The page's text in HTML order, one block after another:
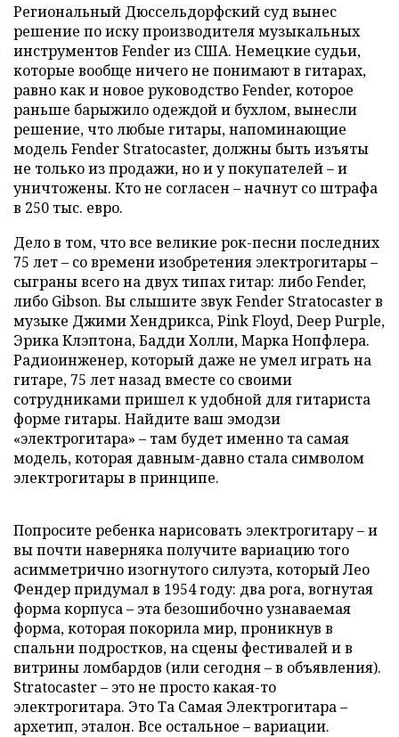
Региональный Дюссельдорфский суд вынес
решение по иску производителя музыкальных
инструментов Fender из США. Немецкие судьи,
которые вообще ничего не понимают в гитарах,
равно как и новое руководство Fender, которое
раньше барыжило одеждой и бухлом, вынесли
решение, что любые гитары, напоминающие
модель Fender Stratocaster, должны быть изъяты
не только из продажи, но и у покупателей – и
уничтожены. Кто не согласен – начнут со штрафа
в 250 тыс. евро.
Дело в том, что все великие рок-песни последних
75 лет – со времени изобретения электрогитары –
сыграны всего на двух типах гитар: либо Fender,
либо Gibson. Вы слышите звук Fender Stratoсaster в
музыке Джими Хендрикса, Pink Floyd, Deep Purple,
Эрика Клэптона, Бадди Холли, Марка Нопфлера.
Радиоинженер, который даже не умел играть на
гитаре, 75 лет назад вместе со своими
сотрудниками пришел к удобной для гитариста
форме гитары. Найдите ваш эмодзи
«электрогитара» – там будет именно та самая
модель, которая давным-давно стала символом
электрогитары в принципе.
Попросите ребенка нарисовать электрогитару – и
вы почти наверняка получите вариацию того
асимметрично изогнутого силуэта, который Лео
Фендер придумал в 1954 году: два рога, вогнутая
форма корпуса – эта безошибочно узнаваемая
форма, которая покорила мир, проникнув в
спальни подростков, на сцены фестивалей и в
витрины ломбардов (или сегодня – в объявления).
Stratocaster – это не просто какая-то
электрогитара. Это Та Самая Электрогитара –
архетип, эталон. Все остальное – вариации.